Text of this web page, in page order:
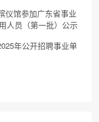
仪馆参加广东省事业
人员（第一批）公示
年公开招聘事业单